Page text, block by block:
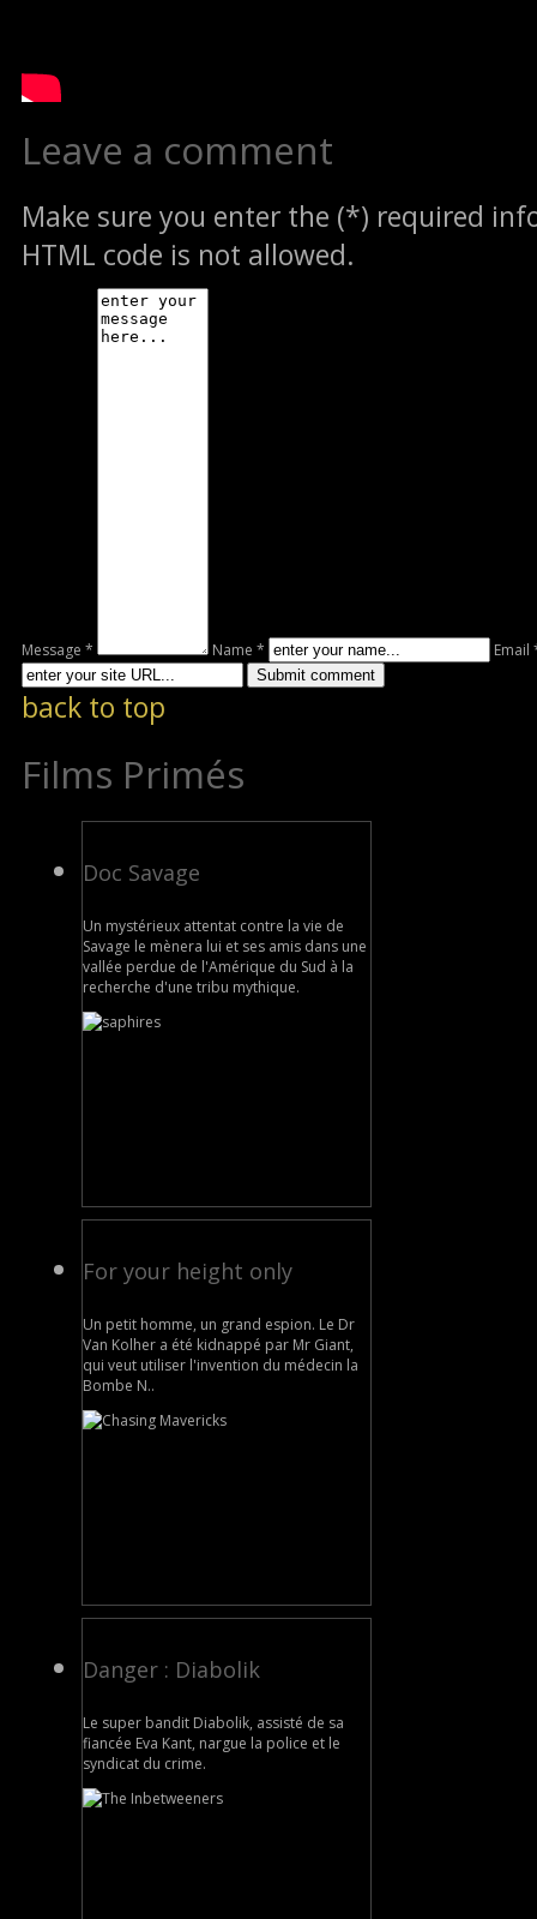
Leave a comment
Make sure you enter the (*) required
HTML code is not allowed.
Message * Name * Email
back to top
Films Primés
Doc Savage
Un mystérieux attentat contre la vie de
Savage le mènera lui et ses amis dans une
vallée perdue de l'Amérique du Sud à la
recherche d'une tribu mythique.
For your height only
Un petit homme, un grand espion. Le Dr
Van Kolher a été kidnappé par Mr Giant,
qui veut utiliser l'invention du médecin la
Bombe N..
Danger : Diabolik
Le super bandit Diabolik, assisté de sa
fiancée Eva Kant, nargue la police et le
syndicat du crime.